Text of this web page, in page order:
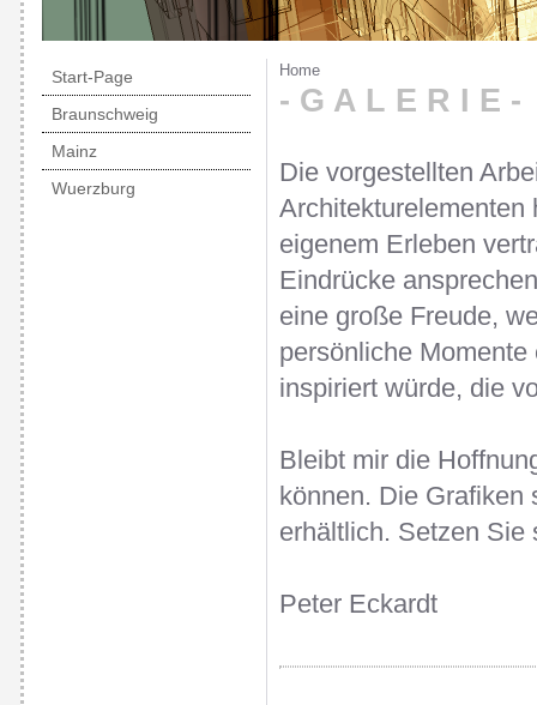
Start-Page
Braunschweig
Mainz
Wuerzburg
Home
- G A L E R I E -
Die vorgestellten
Architekturelementen
eigenem Erleben
Eindrücke
eine große Freude,
persönliche
inspiriert würde, die
Bleibt mir die
können. Die Grafiken
erhältlich. Setzen Sie
Peter Eckardt